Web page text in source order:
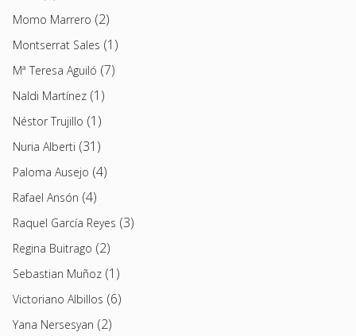
Momo Marrero (2)
Montserrat Sales (1)
Mª Teresa Aguiló (7)
Naldi Martínez (1)
Néstor Trujillo (1)
Nuria Alberti (31)
Paloma Ausejo (4)
Rafael Ansón (4)
Raquel García Reyes (3)
Regina Buitrago (2)
Sebastian Muñoz (1)
Victoriano Albillos (6)
Yana Nersesyan (2)